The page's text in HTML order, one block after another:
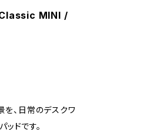
MINI /
、日常のデスクワ
ドです。